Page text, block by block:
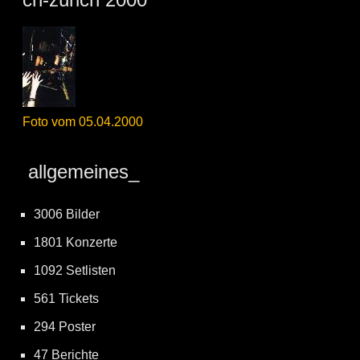
Foto vom 05.04.2000
allgemeines_
3006 Bilder
1801 Konzerte
1092 Setlisten
561 Tickets
294 Poster
47 Berichte